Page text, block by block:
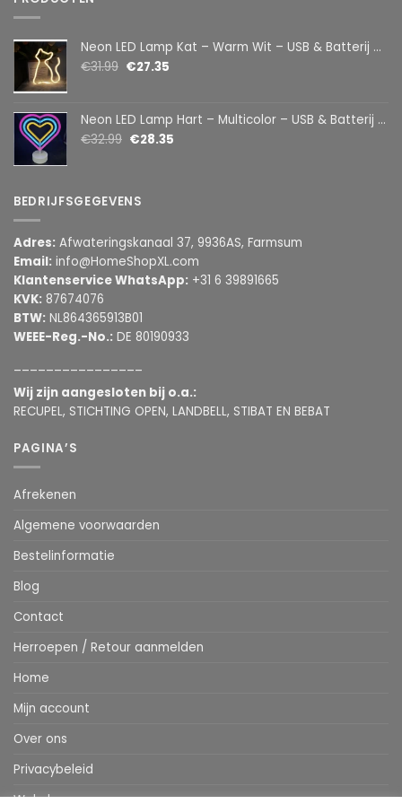
Neon LED Lamp Kat – Warm Wit – USB & Batterij – Decoratieve Tafellamp voor Kinderkamer – 28,5 x 24,5 cm
€31.99 €27.35
Neon LED Lamp Hart – Multicolor – USB & Batterij – Hartvormige Sfeerlamp – Kinderkamer & Slaapkamer – 25,2 x 23 cm
€32.99 €28.35
BEDRIJFSGEGEVENS
Adres: Afwateringskanaal 37, 9936AS, Farmsum
Email: info@HomeShopXL.com
Klantenservice WhatsApp: +31 6 39891665
KVK: 87674076
BTW: NL864365913B01
WEEE-Reg.-No.: DE 80190933
Wij zijn aangesloten bij o.a.:
RECUPEL, STICHTING OPEN, LANDBELL, STIBAT EN BEBAT
PAGINA’S
Afrekenen
Algemene voorwaarden
Bestelinformatie
Blog
Contact
Herroepen / Retour aanmelden
Home
Mijn account
Over ons
Privacybeleid
Webshop